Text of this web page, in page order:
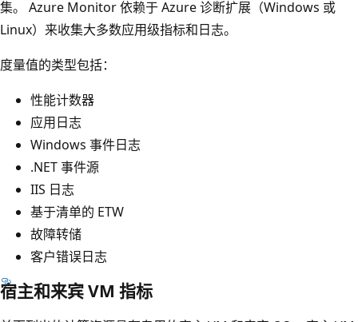
集。 Azure Monitor 依赖于 Azure 诊断扩展（Windows 或
Linux）来收集大多数应用级指标和日志。
度量值的类型包括：
性能计数器
应用日志
Windows 事件日志
.NET 事件源
IIS 日志
基于清单的 ETW
故障转储
客户错误日志
宿主和来宾 VM 指标